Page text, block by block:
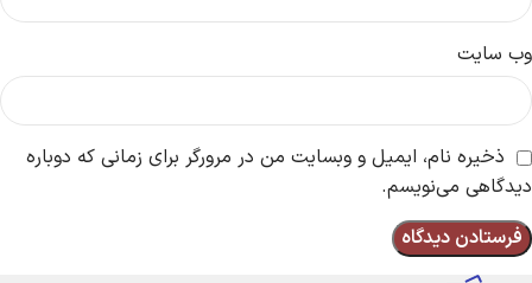
وب‌ سایت
ذخیره نام، ایمیل و وبسایت من در مرورگر برای زمانی که دوباره
دیدگاهی می‌نویسم.